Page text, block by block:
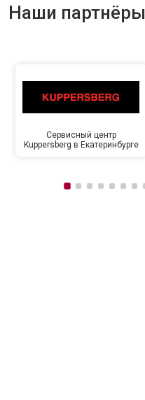
Наши партнёры
Сервисный центр
Kuppersberg в Екатеринбурге